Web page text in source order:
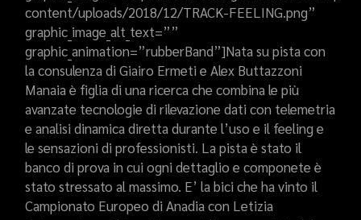
content/uploads/2018/12/TRACK-FEELING.png”
graphic_image_alt_text=””
graphic_animation=”rubberBand”]Nata su pista con
la consulenza di Giairo Ermeti e Alex Buttazzoni
Manaia è figlia di una ricerca che combina le più
avanzate tecnologie di rilevazione dati con telemetria
e analisi dinamica diretta durante l’uso e il feeling e
le sensazioni di professionisti. La pista è stato il
banco di prova in cui ogni dettaglio e componete è
stato stressato al massimo. E’ la bici che ha vinto il
Campionato Europeo di Anadia con Letizia